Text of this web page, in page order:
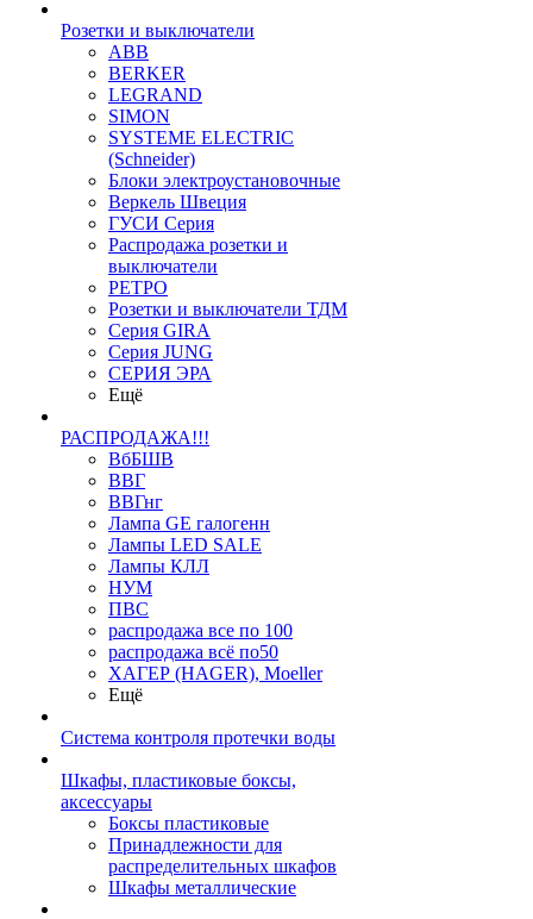
Розетки и выключатели
ABB
BERKER
LEGRAND
SIMON
SYSTEME ELECTRIC
(Schneider)
Блоки электроустановочные
Веркель Швеция
ГУСИ Серия
Распродажа розетки и
выключатели
РЕТРО
Розетки и выключатели ТДМ
Серия GIRA
Серия JUNG
СЕРИЯ ЭРА
Ещё
РАСПРОДАЖА!!!
ВбБШВ
ВВГ
ВВГнг
Лампа GE галогенн
Лампы LED SALE
Лампы КЛЛ
НУМ
ПВС
распродажа все по 100
распродажа всё по50
ХАГЕР (HAGER), Moeller
Ещё
Система контроля протечки воды
Шкафы, пластиковые боксы,
аксессуары
Боксы пластиковые
Принадлежности для
распределительных шкафов
Шкафы металлические